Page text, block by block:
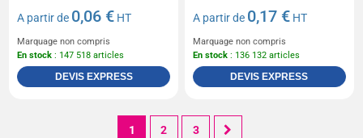
A partir de 0,06 € HT
Marquage non compris
En stock : 147 518 articles
DEVIS EXPRESS
A partir de 0,17 € HT
Marquage non compris
En stock : 136 132 articles
DEVIS EXPRESS
1 2 3